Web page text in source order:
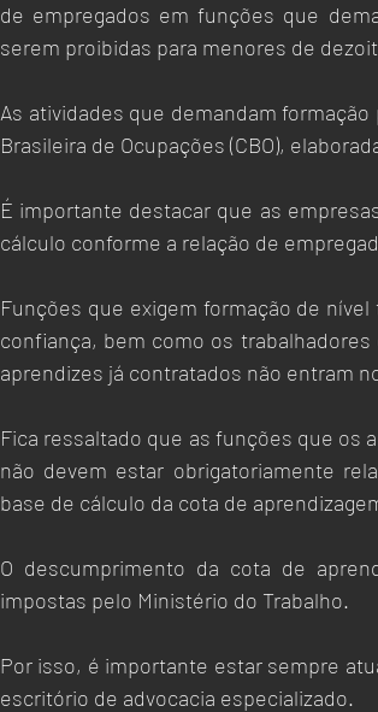
de empregados em funções que
serem proibidas para menores de
As atividades que demandam
Brasileira de Ocupações (CBO),
É importante destacar que as
cálculo conforme a relação de
Funções que exigem formação de
confiança, bem como os
aprendizes já contratados não entram
Fica ressaltado que as funções que os
não devem estar obrigatoriamente
base de cálculo da cota de
O descumprimento da cota de
impostas pelo Ministério do Trabalho.
Por isso, é importante estar sempre
escritório de advocacia especializado.